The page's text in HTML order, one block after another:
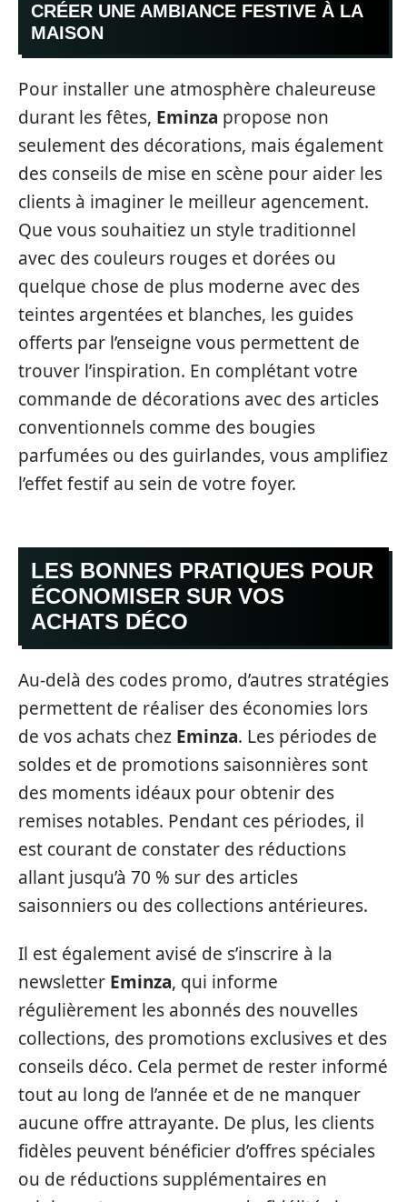
CRÉER UNE AMBIANCE FESTIVE À LA
MAISON
Pour installer une atmosphère chaleureuse
durant les fêtes, Eminza propose non
seulement des décorations, mais également
des conseils de mise en scène pour aider les
clients à imaginer le meilleur agencement.
Que vous souhaitiez un style traditionnel
avec des couleurs rouges et dorées ou
quelque chose de plus moderne avec des
teintes argentées et blanches, les guides
offerts par l’enseigne vous permettent de
trouver l’inspiration. En complétant votre
commande de décorations avec des articles
conventionnels comme des bougies
parfumées ou des guirlandes, vous amplifiez
l’effet festif au sein de votre foyer.
LES BONNES PRATIQUES POUR
ÉCONOMISER SUR VOS
ACHATS DÉCO
Au-delà des codes promo, d’autres stratégies
permettent de réaliser des économies lors
de vos achats chez Eminza. Les périodes de
soldes et de promotions saisonnières sont
des moments idéaux pour obtenir des
remises notables. Pendant ces périodes, il
est courant de constater des réductions
allant jusqu’à 70 % sur des articles
saisonniers ou des collections antérieures.
Il est également avisé de s’inscrire à la
newsletter Eminza, qui informe
régulièrement les abonnés des nouvelles
collections, des promotions exclusives et des
conseils déco. Cela permet de rester informé
tout au long de l’année et de ne manquer
aucune offre attrayante. De plus, les clients
fidèles peuvent bénéficier d’offres spéciales
ou de réductions supplémentaires en